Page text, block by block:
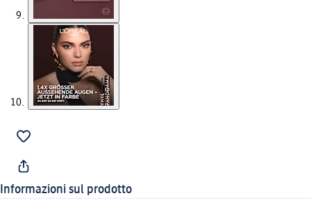
Informazioni sul prodotto